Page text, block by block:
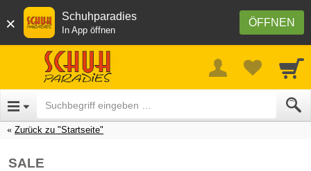
× ÖFFNEN
Schuhparadies
In App öffnen
Zurück zu "Startseite"
SALE